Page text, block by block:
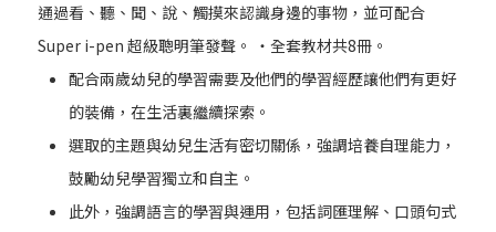
通過看、聽、聞、說、觸摸來認識身邊的事物，並可配合
Super i-pen 超級聰明筆發聲。 ‧全套教材共8冊。
配合兩歲幼兒的學習需要及他們的學習經歷讓他們有更好
的裝備，在生活裏繼續探索。
選取的主題與幼兒生活有密切關係，強調培養自理能力，
鼓勵幼兒學習獨立和自主。
此外，強調語言的學習與運用，包括詞匯理解、口頭句式